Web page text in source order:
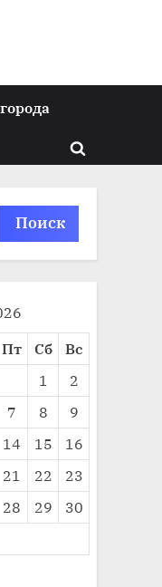
Toggle
form
Пт Сб
Вс
1
2
7 8
9
14 15
16
21 22
23
28 29
30